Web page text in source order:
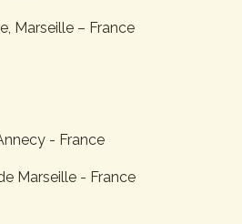
Marseille – France
- France
Marseille - France